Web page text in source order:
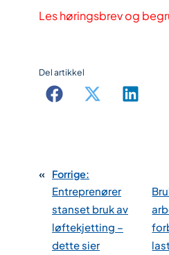
Les høringsbrev og
Del artikkel
« Forrige:
Entreprenører
stanset bruk av
løftekjetting –
dette sier